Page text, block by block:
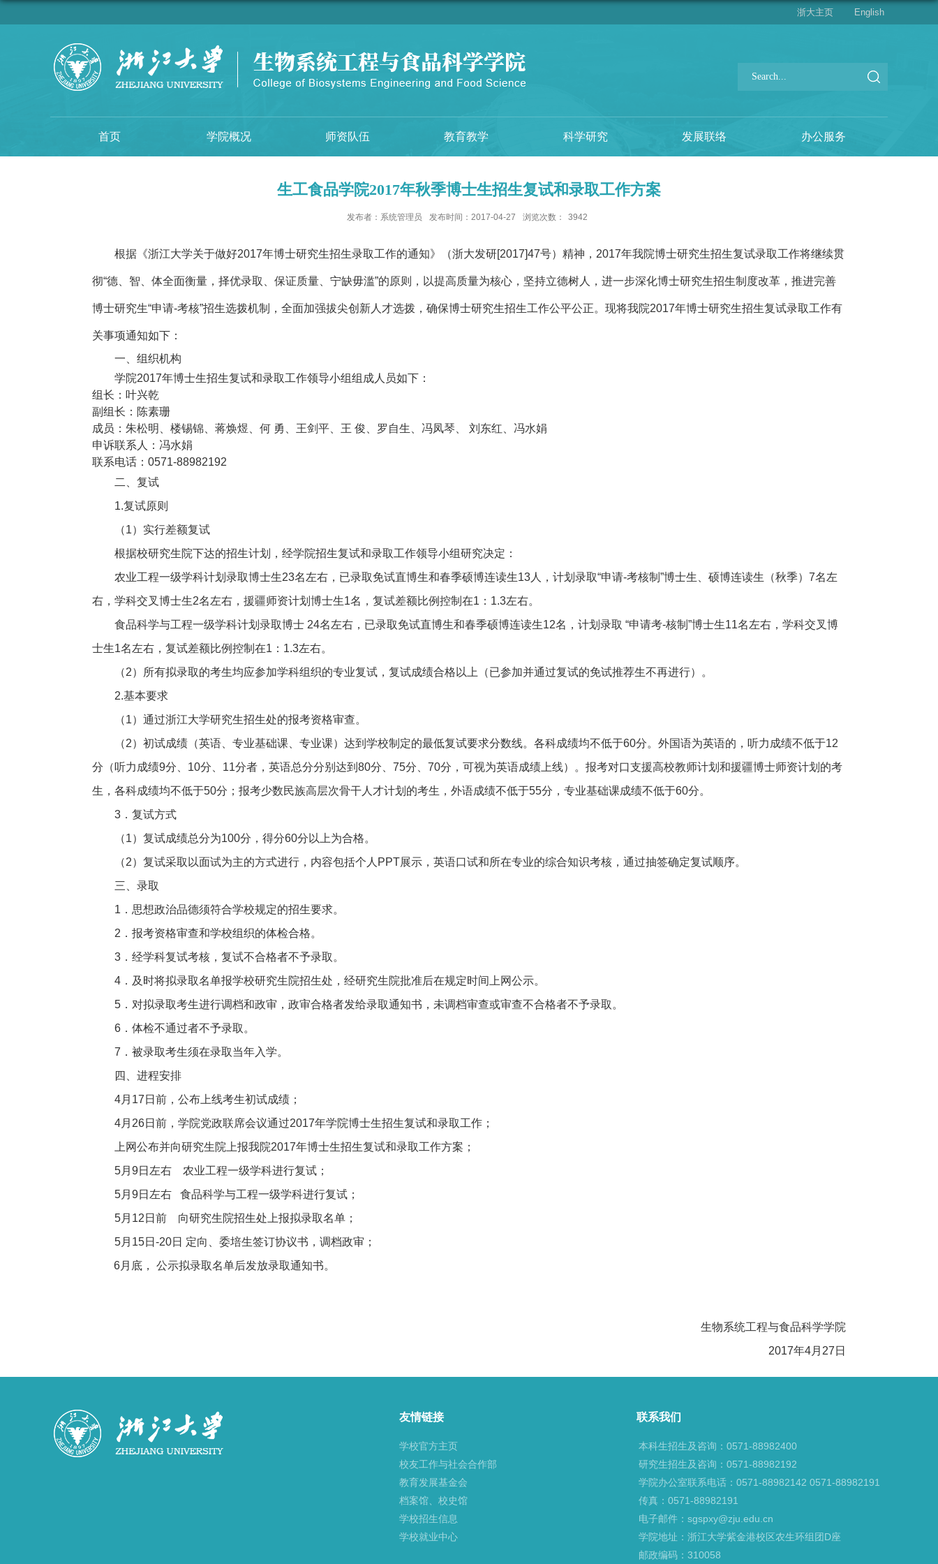
浙大主页 English
首页 学院概况 师资队伍 教育教学 科学研究 发展联络 办公服务
生工食品学院2017年秋季博士生招生复试和录取工作方案
发布者：系统管理员 发布时间：2017-04-27 浏览次数： 3942
根据《浙江大学关于做好2017年博士研究生招生录取工作的通知》（浙大发研[2017]47号）精神，2017年我院博士研究生招生复试录取工作将继续贯
彻“德、智、体全面衡量，择优录取、保证质量、宁缺毋滥”的原则，以提高质量为核心，坚持立德树人，进一步深化博士研究生招生制度改革，推进完善
博士研究生“申请-考核”招生选拨机制，全面加强拔尖创新人才选拨，确保博士研究生招生工作公平公正。现将我院2017年博士研究生招生复试录取工作有
关事项通知如下：
一、组织机构
学院2017年博士生招生复试和录取工作领导小组组成人员如下：
组长：叶兴乾
副组长：陈素珊
成员：朱松明、楼锡锦、蒋焕煜、何 勇、王剑平、王 俊、罗自生、冯凤琴、 刘东红、冯水娟
申诉联系人：冯水娟
联系电话：0571-88982192
二、复试
1.复试原则
（1）实行差额复试
根据校研究生院下达的招生计划，经学院招生复试和录取工作领导小组研究决定：
农业工程一级学科计划录取博士生23名左右，已录取免试直博生和春季硕博连读生13人，计划录取“申请-考核制”博士生、硕博连读生（秋季）7名左
右，学科交叉博士生2名左右，援疆师资计划博士生1名，复试差额比例控制在1：1.3左右。
食品科学与工程一级学科计划录取博士 24名左右，已录取免试直博生和春季硕博连读生12名，计划录取 “申请考-核制”博士生11名左右，学科交叉博
士生1名左右，复试差额比例控制在1：1.3左右。
（2）所有拟录取的考生均应参加学科组织的专业复试，复试成绩合格以上（已参加并通过复试的免试推荐生不再进行）。
2.基本要求
（1）通过浙江大学研究生招生处的报考资格审查。
（2）初试成绩（英语、专业基础课、专业课）达到学校制定的最低复试要求分数线。各科成绩均不低于60分。外国语为英语的，听力成绩不低于12
分（听力成绩9分、10分、11分者，英语总分分别达到80分、75分、70分，可视为英语成绩上线）。报考对口支援高校教师计划和援疆博士师资计划的考
生，各科成绩均不低于50分；报考少数民族高层次骨干人才计划的考生，外语成绩不低于55分，专业基础课成绩不低于60分。
3 ．复试方式
（1）复试成绩总分为100分，得分60分以上为合格。
（2）复试采取以面试为主的方式进行，内容包括个人PPT展示，英语口试和所在专业的综合知识考核，通过抽签确定复试顺序。
三、录取
1 ．思想政治品德须符合学校规定的招生要求。
2 ．报考资格审查和学校组织的体检合格。
3 ．经学科复试考核，复试不合格者不予录取。
4 ．及时将拟录取名单报学校研究生院招生处，经研究生院批准后在规定时间上网公示。
5 ．对拟录取考生进行调档和政审，政审合格者发给录取通知书，未调档审查或审查不合格者不予录取。
6 ．体检不通过者不予录取。
7 ．被录取考生须在录取当年入学。
四、进程安排
4月17日前，公布上线考生初试成绩；
4月26日前，学院党政联席会议通过2017年学院博士生招生复试和录取工作；
上网公布并向研究生院上报我院2017年博士生招生复试和录取工作方案；
5月9日左右 农业工程一级学科进行复试；
5月9日左右 食品科学与工程一级学科进行复试；
5月12日前
向研究生院招生处上报拟录取名单；
5月15日-20日 定向、委培生签订协议书，调档政审；
6月底， 公示拟录取名单后发放录取通知书。
生物系统工程与食品科学学院
2017年4月27日
友情链接
学校官方主页
校友工作与社会合作部
教育发展基金会
档案馆、校史馆
学校招生信息
学校就业中心
联系我们
本科生招生及咨询：0571-88982400
研究生招生及咨询：0571-88982192
学院办公室联系电话：0571-88982142 0571-88982191
传真：0571-88982191
电子邮件：sgspxy@zju.edu.cn
学院地址：浙江大学紫金港校区农生环组团D座
邮政编码：310058